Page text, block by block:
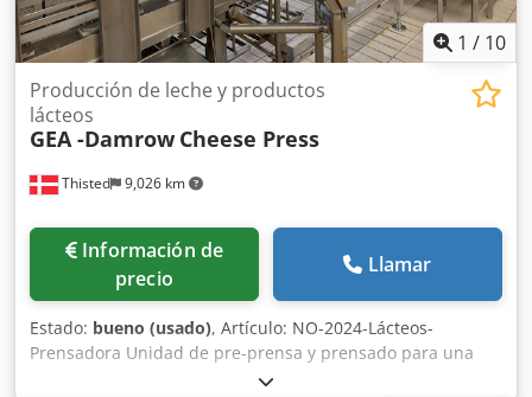
de seguridad para bloqueo, teclado sellado y carcasa
metálica robusta, adecuada para un uso prolongado en
laboratorio - Cumplimiento GLP: capaz de generar
informes que incluyen datos críticos como tiempo, fecha y
verificación de calibración
1 / 10
Thisted 9,026 km
Producción de leche y productos
lácteos
GEA -Damrow Cheese Press
Información de
precio
Llamar
Estado: bueno (usado), Artículo: NO-2024-Lácteos-
Prensadora Unidad de pre-prensa y prensado para una
planta de producción de queso lácteo. Compuesta por: - 1